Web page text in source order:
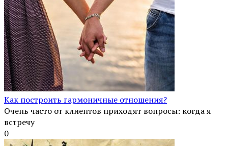
Как построить гармоничные отношения?
Очень часто от клиентов приходят вопросы: когда я
встречу
0